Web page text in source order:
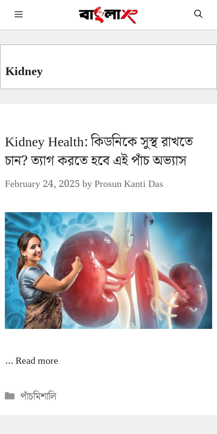
Skip Menu
Kidney
Kidney Health: কিডনিকে সুস্থ রাখতে
চান? ত্যাগ করতে হবে এই পাঁচ অভ্যাস
February 24, 2025byProsun Kanti Das
…Read more
Categories
পাঁচমিশালি